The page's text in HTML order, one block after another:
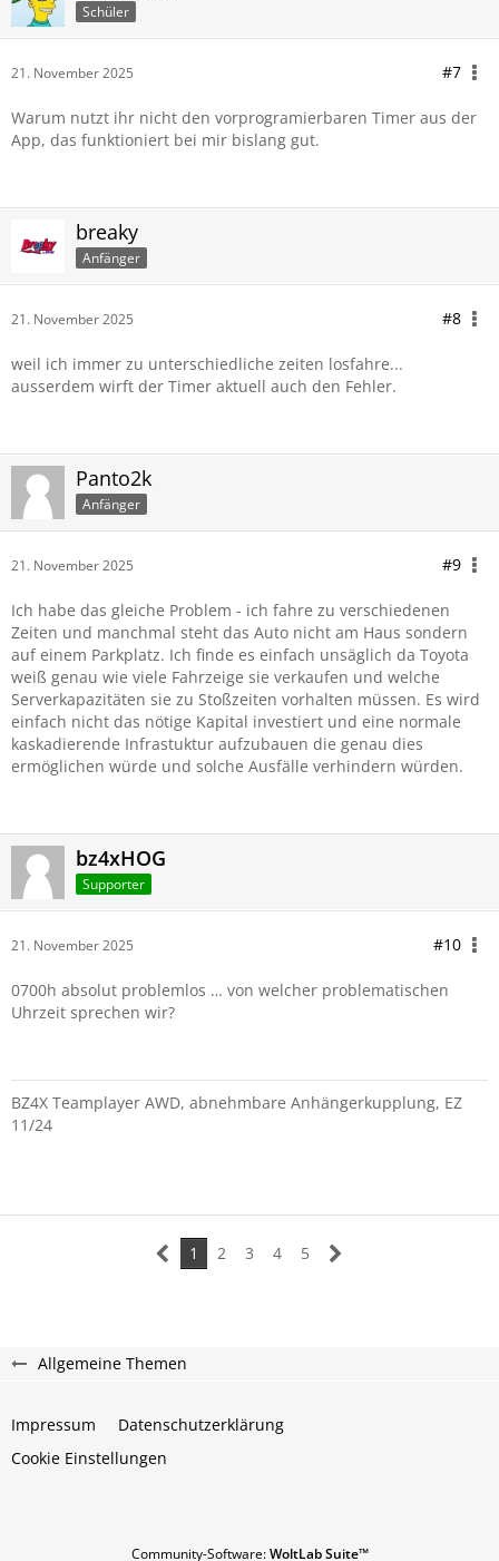
Schüler
21. November 2025 #7
Warum nutzt ihr nicht den vorprogramierbaren Timer aus der
App, das funktioniert bei mir bislang gut.
breaky
Anfänger
21. November 2025 #8
weil ich immer zu unterschiedliche zeiten losfahre...
ausserdem wirft der Timer aktuell auch den Fehler.
Panto2k
Anfänger
21. November 2025 #9
Ich habe das gleiche Problem - ich fahre zu verschiedenen
Zeiten und manchmal steht das Auto nicht am Haus sondern
auf einem Parkplatz. Ich finde es einfach unsäglich da Toyota
weiß genau wie viele Fahrzeige sie verkaufen und welche
Serverkapazitäten sie zu Stoßzeiten vorhalten müssen. Es wird
einfach nicht das nötige Kapital investiert und eine normale
kaskadierende Infrastuktur aufzubauen die genau dies
ermöglichen würde und solche Ausfälle verhindern würden.
bz4xHOG
Supporter
21. November 2025 #10
0700h absolut problemlos … von welcher problematischen
Uhrzeit sprechen wir?
BZ4X Teamplayer AWD, abnehmbare Anhängerkupplung, EZ
11/24
1 2 3 4 5
Allgemeine Themen
Impressum
Datenschutzerklärung
Cookie Einstellungen
Community-Software:WoltLab Suite™